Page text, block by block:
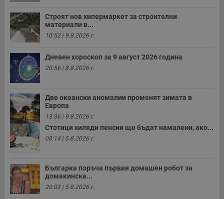
Строят нов хипермаркет за строителни
материали в...
10:52 | 9.8.2026 г.
Дневен хороскоп за 9 август 2026 година
20:56 | 8.8.2026 г.
Две океански аномалии променят зимата в
Европа
13:36 | 9.8.2026 г.
Стотици хиляди пенсии ще бъдат намалени, ако...
08:14 | 5.8.2026 г.
Българка поръча първия домашен робот за
домакинска...
20:03 | 5.8.2026 г.